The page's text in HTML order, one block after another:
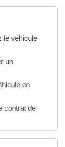
le véhicule
un
en
contrat de